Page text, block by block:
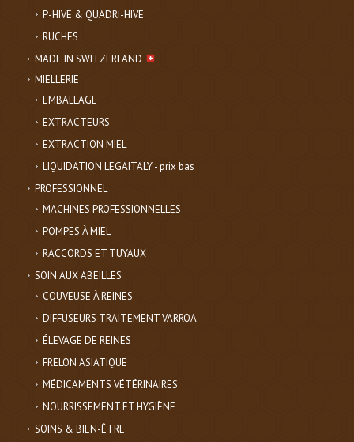
P-HIVE & QUADRI-HIVE
RUCHES
MADE IN SWITZERLAND
MIELLERIE
EMBALLAGE
EXTRACTEURS
EXTRACTION MIEL
LIQUIDATION LEGAITALY - prix bas
PROFESSIONNEL
MACHINES PROFESSIONNELLES
POMPES À MIEL
RACCORDS ET TUYAUX
SOIN AUX ABEILLES
COUVEUSE À REINES
DIFFUSEURS TRAITEMENT VARROA
ÉLEVAGE DE REINES
FRELON ASIATIQUE
MÉDICAMENTS VÉTÉRINAIRES
NOURRISSEMENT ET HYGIÈNE
SOINS & BIEN-ÊTRE